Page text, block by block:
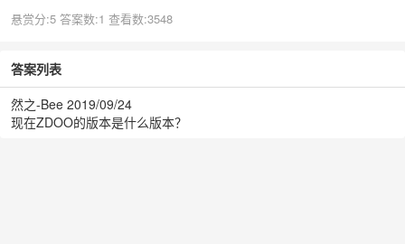
悬赏分:5 答案数:1 查看数:3548
答案列表
然之-Bee 2019/09/24
现在ZDOO的版本是什么版本？